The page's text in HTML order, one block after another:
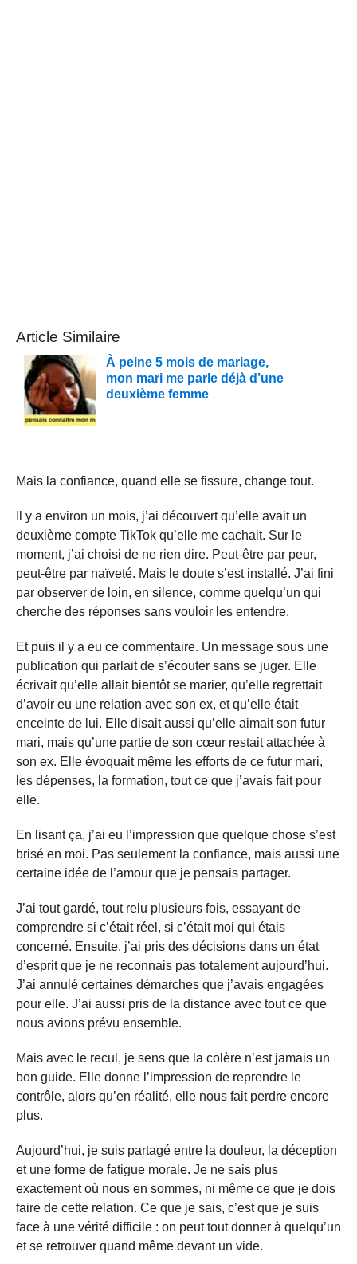
Article Similaire
À peine 5 mois de mariage,
mon mari me parle déjà d’une
deuxième femme
Mais la confiance, quand elle se fissure, change tout.
Il y a environ un mois, j’ai découvert qu’elle avait un
deuxième compte TikTok qu’elle me cachait. Sur le
moment, j’ai choisi de ne rien dire. Peut-être par peur,
peut-être par naïveté. Mais le doute s’est installé. J’ai fini
par observer de loin, en silence, comme quelqu’un qui
cherche des réponses sans vouloir les entendre.
Et puis il y a eu ce commentaire. Un message sous une
publication qui parlait de s’écouter sans se juger. Elle
écrivait qu’elle allait bientôt se marier, qu’elle regrettait
d’avoir eu une relation avec son ex, et qu’elle était
enceinte de lui. Elle disait aussi qu’elle aimait son futur
mari, mais qu’une partie de son cœur restait attachée à
son ex. Elle évoquait même les efforts de ce futur mari,
les dépenses, la formation, tout ce que j’avais fait pour
elle.
En lisant ça, j’ai eu l’impression que quelque chose s’est
brisé en moi. Pas seulement la confiance, mais aussi une
certaine idée de l’amour que je pensais partager.
J’ai tout gardé, tout relu plusieurs fois, essayant de
comprendre si c’était réel, si c’était moi qui étais
concerné. Ensuite, j’ai pris des décisions dans un état
d’esprit que je ne reconnais pas totalement aujourd’hui.
J’ai annulé certaines démarches que j’avais engagées
pour elle. J’ai aussi pris de la distance avec tout ce que
nous avions prévu ensemble.
Mais avec le recul, je sens que la colère n’est jamais un
bon guide. Elle donne l’impression de reprendre le
contrôle, alors qu’en réalité, elle nous fait perdre encore
plus.
Aujourd’hui, je suis partagé entre la douleur, la déception
et une forme de fatigue morale. Je ne sais plus
exactement où nous en sommes, ni même ce que je dois
faire de cette relation. Ce que je sais, c’est que je suis
face à une vérité difficile : on peut tout donner à quelqu’un
et se retrouver quand même devant un vide.